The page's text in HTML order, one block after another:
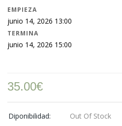
EMPIEZA
junio 14, 2026 13:00
TERMINA
junio 14, 2026 15:00
35.00€
Diponibilidad: Out Of Stock